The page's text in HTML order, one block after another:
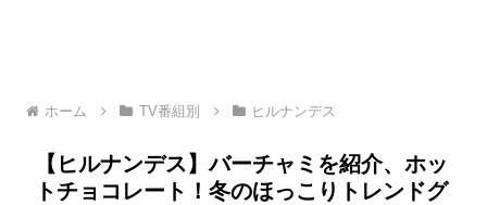
ホーム TV番組別 ヒルナンデス
【ヒルナンデス】バーチャミを紹介、ホッ
トチョコレート！冬のほっこりトレンドグ